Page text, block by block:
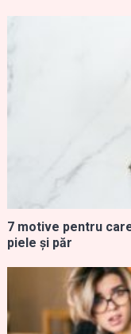
7 motive pentru
piele și păr